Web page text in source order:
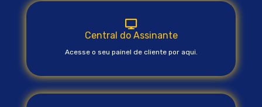
Central do Assinante
Acesse o seu painel de cliente por aqui.